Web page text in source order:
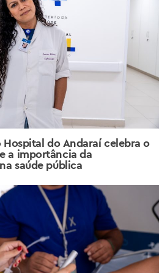
Hospital do Andaraí celebra o
a importância da
saúde pública